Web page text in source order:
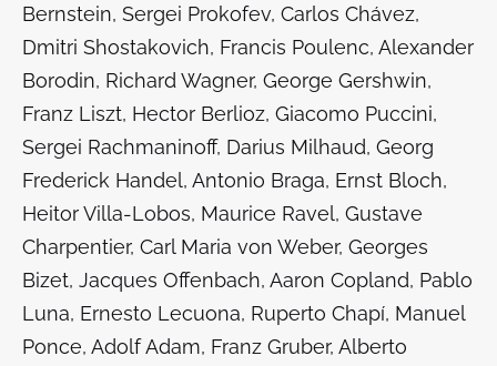
Bernstein, Sergei Prokofev, Carlos Chávez,
Dmitri Shostakovich, Francis Poulenc, Alexander
Borodin, Richard Wagner, George Gershwin,
Franz Liszt, Hector Berlioz, Giacomo Puccini,
Sergei Rachmaninoff, Darius Milhaud, Georg
Frederick Handel, Antonio Braga, Ernst Bloch,
Heitor Villa-Lobos, Maurice Ravel, Gustave
Charpentier, Carl Maria von Weber, Georges
Bizet, Jacques Offenbach, Aaron Copland, Pablo
Luna, Ernesto Lecuona, Ruperto Chapí, Manuel
Ponce, Adolf Adam, Franz Gruber, Alberto